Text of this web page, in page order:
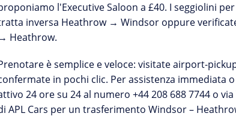
l'Executive Saloon a £40. I seggiolini
inversa Heathrow → Windsoroppure
→ Heathrow.
è semplice e veloce: visitateairport-
in pochi clic. Per assistenza
24 ore su 24 al numero +44 208 688 7744o via
APL Cars per un trasferimento Windsor –